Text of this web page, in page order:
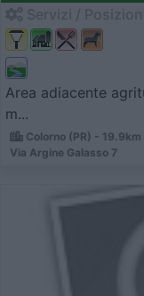
Area adiacente
m...
Colorno (PR) - 19.9km
Via Argine Galasso 7